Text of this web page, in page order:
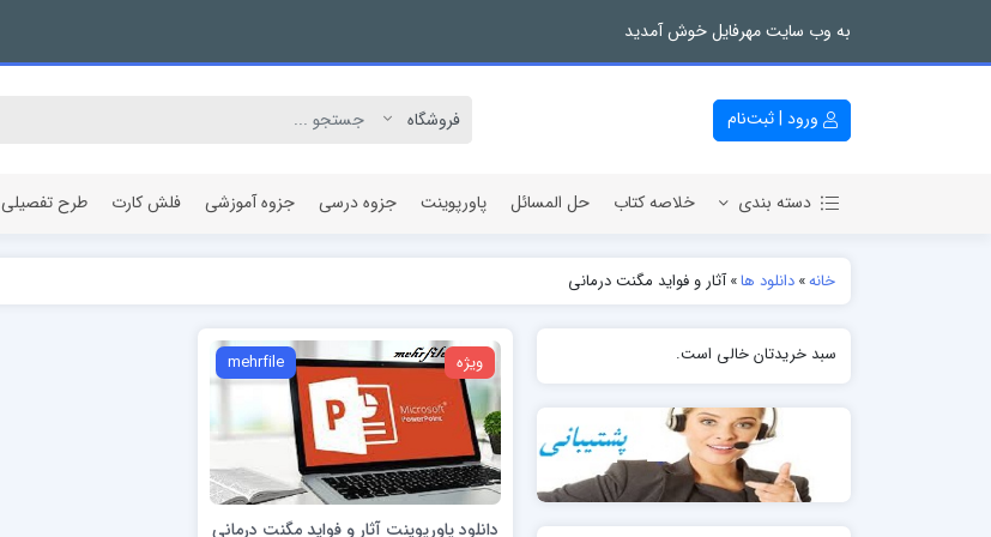
به وب سایت مهرفایل خوش آمدید
ورود | ثبت‌نام
دسته بندی
مقاله پژوهشی
خلاصه کتاب حل المسائل پاورپوینت جزوه درسی جزوه آموزشی فلش کارت طرح تفصیلی
خانه»دانلود ها»آثار و فواید مگنت درمانی
ویژه mehrfile
دانلود پاورپوینت آثار و فواید مگنت درمانی
سبد خریدتان خالی است.